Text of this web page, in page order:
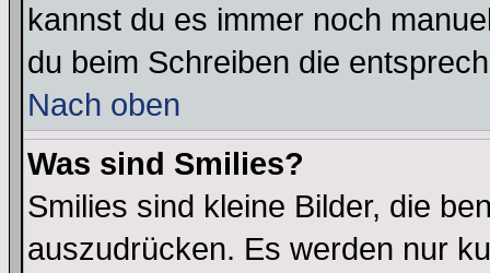
kannst du es immer noch
du beim Schreiben die
Nach oben
Was sind Smilies?
Smilies sind kleine Bilder, die
auszudrücken. Es werden nur